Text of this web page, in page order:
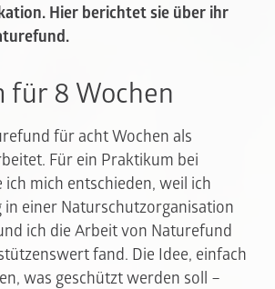
Hier berichtet sie über ihr
für 8 Wochen
für acht Wochen als
Für ein Praktikum bei
mich entschieden, weil ich
einer Naturschutzorganisation
ich die Arbeit von Naturefund
fand. Die Idee, einfach
was geschützt werden soll –